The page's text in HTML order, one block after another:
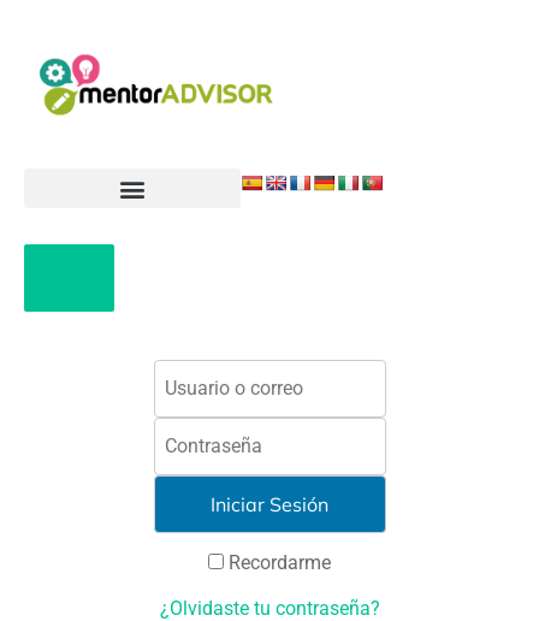
Recordarme
¿Olvidaste tu contraseña?